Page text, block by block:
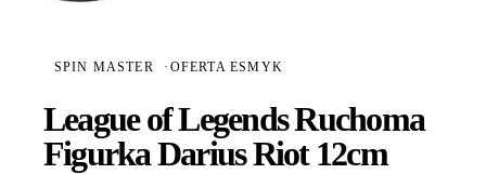
SPIN MASTER · OFERTA ESMYK
League of Legends Ruchoma
Figurka Darius Riot 12cm